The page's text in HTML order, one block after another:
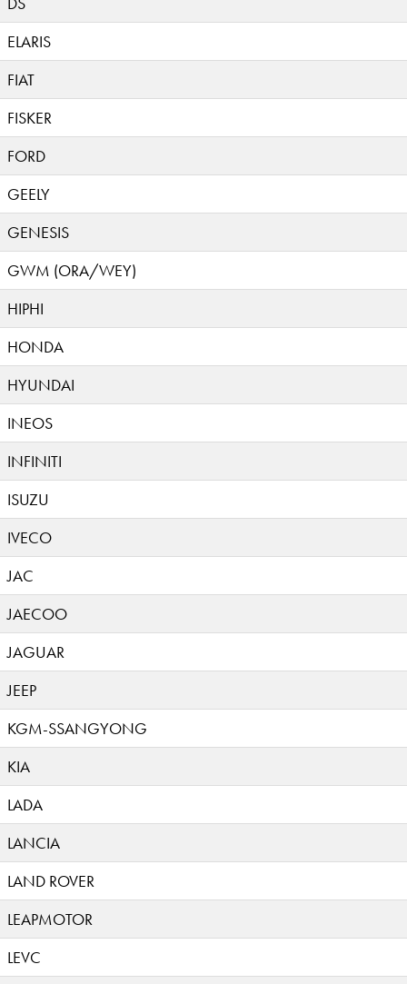
ELARIS
FIAT
FISKER
FORD
GEELY
GENESIS
GWM (ORA/WEY)
HIPHI
HONDA
HYUNDAI
INEOS
INFINITI
ISUZU
IVECO
JAC
JAECOO
JAGUAR
JEEP
KGM-SSANGYONG
KIA
LADA
LANCIA
LAND ROVER
LEAPMOTOR
LEVC